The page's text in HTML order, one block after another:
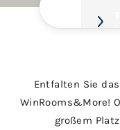
Entfalten Sie
WinRooms&More!
großem